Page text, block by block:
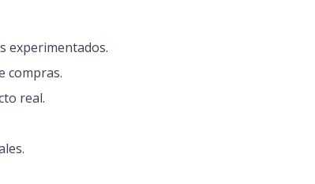
experimentados.
compras.
real.